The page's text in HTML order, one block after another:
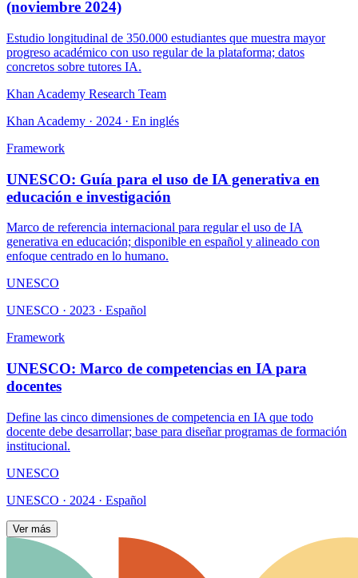
(noviembre 2024)
Estudio longitudinal de 350.000 estudiantes que muestra mayor
progreso académico con uso regular de la plataforma; datos
concretos sobre tutores IA.
Khan Academy Research Team
Khan Academy · 2024 · En inglés
Framework
UNESCO: Guía para el uso de IA generativa en
educación e investigación
Marco de referencia internacional para regular el uso de IA
generativa en educación; disponible en español y alineado con
enfoque centrado en lo humano.
UNESCO
UNESCO · 2023 · Español
Framework
UNESCO: Marco de competencias en IA para
docentes
Define las cinco dimensiones de competencia en IA que todo
docente debe desarrollar; base para diseñar programas de formación
institucional.
UNESCO
UNESCO · 2024 · Español
Ver más